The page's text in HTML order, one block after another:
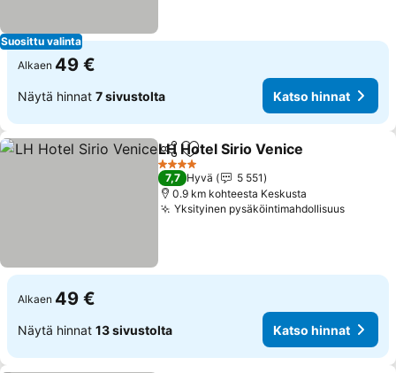
Suosittu valinta
Alkaen 49 €
Näytä hinnat 7 sivustolta Katso hinnat
Jaa Lisää suosikkeihin
LH Hotel Sirio Venice
4 Tähtiluokitus
7,7 Hyvä
5 551
0.9 km kohteesta Keskusta
Yksityinen pysäköintimahdollisuusKatso
Alkaen 49 €
Näytä hinnat 13 sivustolta Katso hinnat